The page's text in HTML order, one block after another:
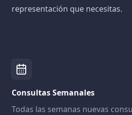
representación que necesitas.
Consultas Semanales
Todas las semanas nuevas